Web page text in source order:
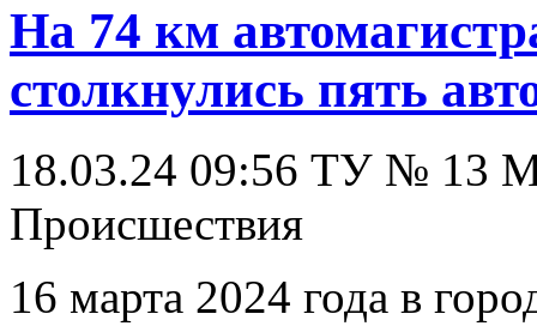
На 74 км
столкнулись пять
18.03.24 09:56 ТУ № 13
Происшествия
16 марта 2024 года в